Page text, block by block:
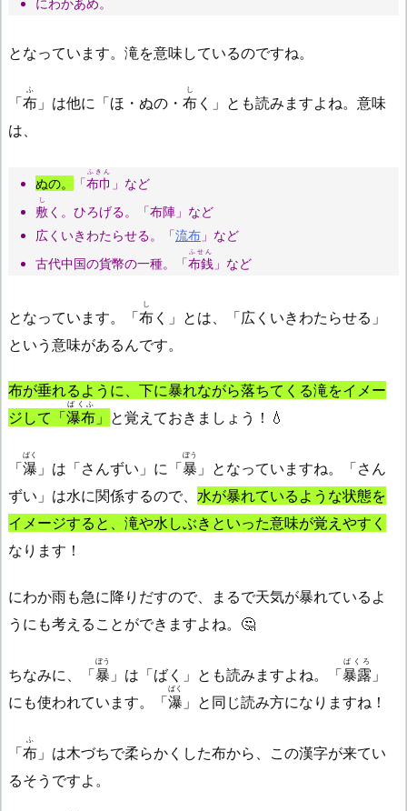
にわかあめ。
となっています。滝を意味しているのですね。
「布
ふ
」は他に「ほ・ぬの・ 布
し
く」とも読みますよね。意味
は、
ぬの。 「布巾
ふきん
」など
敷
し
く。ひろげる。「布陣」など
広くいきわたらせる。「流布 」など
古代中国の貨幣の一種。「布銭
ふせん
」など
となっています。「布
し
く」とは、「広くいきわたらせる」
という意味があるんです。
布が垂れるように、下に暴れながら落ちてくる滝をイメー
ジして「瀑布
ばくふ
」 と覚えておきましょう！💧
「瀑
ばく
」は「さんずい」に「暴
ぼう
」となっていますね。「さん
ずい」は水に関係するので、 水が暴れているような状態を
イメージすると、滝や水しぶきといった意味が覚えやすく
なります！
にわか雨も急に降りだすので、まるで天気が暴れているよ
うにも考えることができますよね。🤔
ちなみに、「暴
ぼう
」は「ばく」とも読みますよね。「暴露
ばくろ
」
にも使われています。「瀑
ばく
」と同じ読み方になりますね！
「布
ふ
」は木づちで柔らかくした布から、この漢字が来てい
るそうですよ。